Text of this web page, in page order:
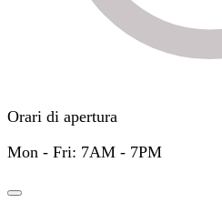
Orari di apertura
Mon - Fri: 7AM - 7PM